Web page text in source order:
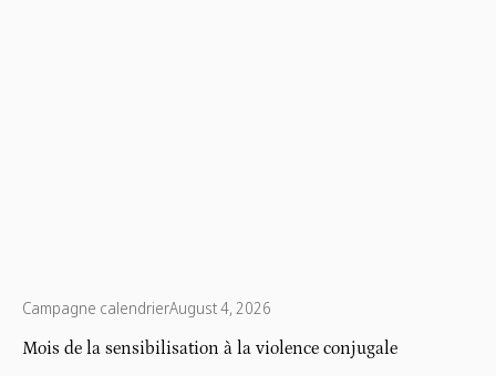
Campagne calendrierAugust 4, 2026
Mois de la sensibilisation à la violence conjugale